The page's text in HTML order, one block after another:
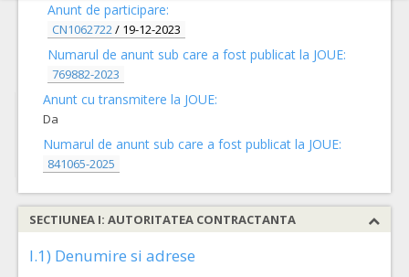
Anunt de participare:
CN1062722/ 19-12-2023
Numarul de anunt sub care a fost publicat la JOUE:
769882-2023
Anunt cu transmitere la JOUE:
Da
Numarul de anunt sub care a fost publicat la JOUE:
841065-2025
SECTIUNEA I: AUTORITATEA CONTRACTANTA
I.1) Denumire si adrese